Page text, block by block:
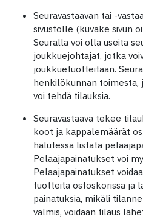
Seuravastaavan tai -
sivustolle (kuvake sivun
Seuralla voi olla useita
joukkuejohtajat, jotka
joukkuetuotteitaan.
henkilökunnan toimesta,
voi tehdä tilauksia.
Seuravastaava tekee
koot ja kappalemäärät
halutessa listata
Pelaajapainatukset voi
Pelaajapainatukset
tuotteita ostoskorissa ja
painatuksia, mikäli
valmis, voidaan tilaus